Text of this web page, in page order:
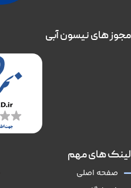
لینک های مهم
صفحه اصلی
مجوز های نیسون آبی